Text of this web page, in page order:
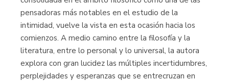
pensadoras más notables en el estudio de la
intimidad, vuelve la vista en esta ocasión hacia los
comienzos. A medio camino entre la filosofía y la
literatura, entre lo personal y lo universal, la autora
explora con gran lucidez las múltiples incertidumbres,
perplejidades y esperanzas que se entrecruzan en